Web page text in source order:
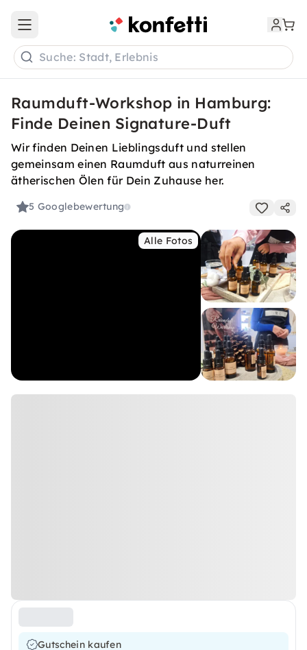
Open main menu
Suche: Stadt, Erlebnis
Raumduft-Workshop in Hamburg:
Finde Deinen Signature-Duft
Wir finden Deinen Lieblingsduft und stellen
gemeinsam einen Raumduft aus naturreinen
ätherischen Ölen für Dein Zuhause her.
5 Googlebewertung
Alle Fotos
Gutschein kaufen